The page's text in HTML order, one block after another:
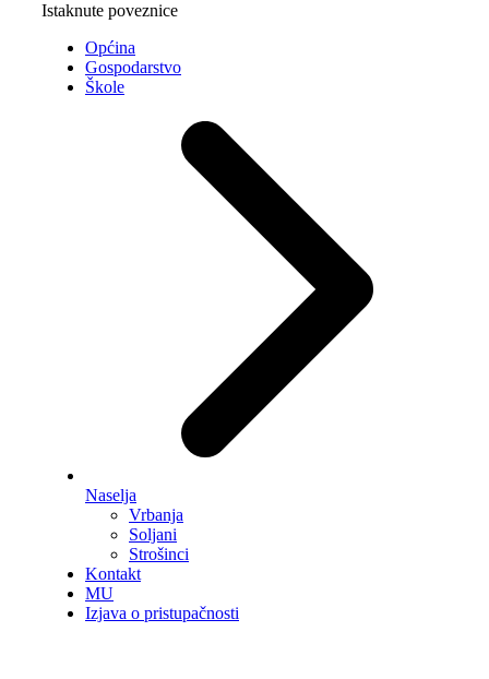
Istaknute poveznice
Općina
Gospodarstvo
Škole
Naselja
Vrbanja
Soljani
Strošinci
Kontakt
MU
Izjava o pristupačnosti